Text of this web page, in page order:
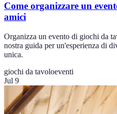
Come organizzare un
amici
Organizza un evento di giochi da
nostra guida per un'esperienza di
unica.
giochi da tavoloeventi
Jul 9